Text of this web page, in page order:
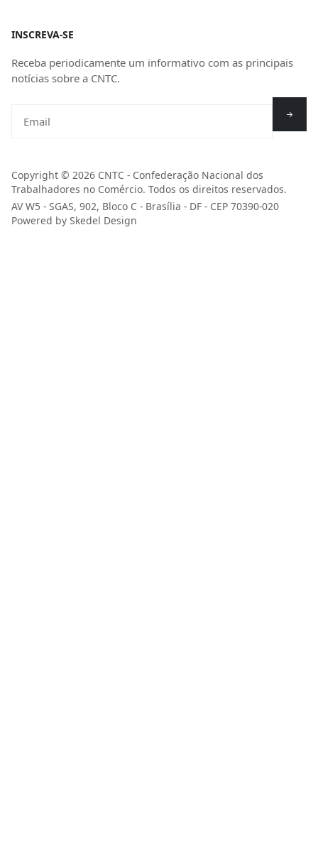
INSCREVA-SE
Receba periodicamente um informativo com as principais
notícias sobre a CNTC.
Copyright © 2026 CNTC - Confederação Nacional dos
Trabalhadores no Comércio. Todos os direitos reservados.
AV W5 - SGAS, 902, Bloco C - Brasília - DF - CEP 70390-020
Powered by Skedel Design